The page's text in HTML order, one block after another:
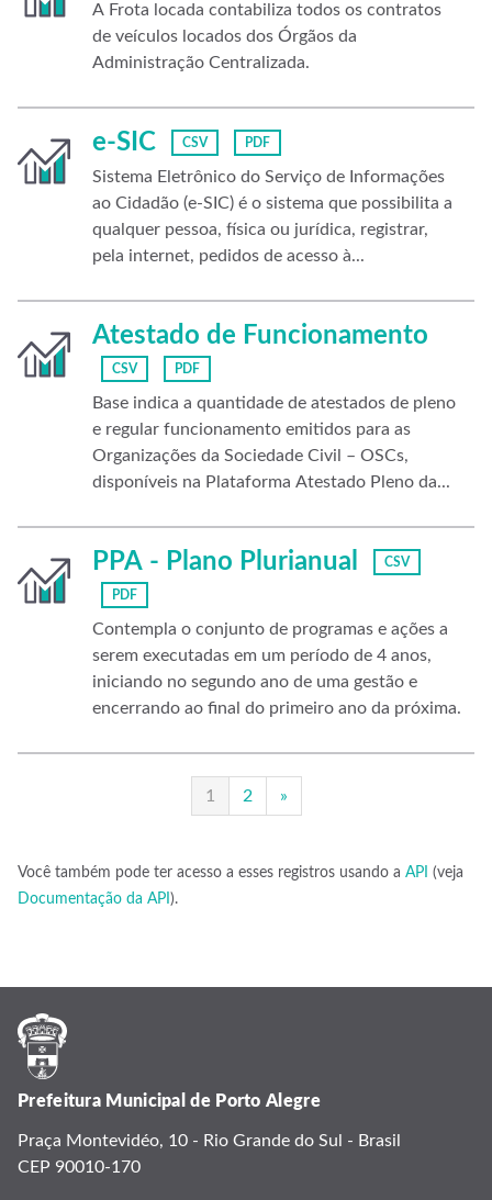
A Frota locada contabiliza todos os contratos
de veículos locados dos Órgãos da
Administração Centralizada.
e-SIC CSV PDF
Sistema Eletrônico do Serviço de Informações
ao Cidadão (e-SIC) é o sistema que possibilita a
qualquer pessoa, física ou jurídica, registrar,
pela internet, pedidos de acesso à...
Atestado de Funcionamento
CSV PDF
Base indica a quantidade de atestados de pleno
e regular funcionamento emitidos para as
Organizações da Sociedade Civil – OSCs,
disponíveis na Plataforma Atestado Pleno da...
PPA - Plano Plurianual CSV
PDF
Contempla o conjunto de programas e ações a
serem executadas em um período de 4 anos,
iniciando no segundo ano de uma gestão e
encerrando ao final do primeiro ano da próxima.
1 2 »
Você também pode ter acesso a esses registros usando a API (veja
Documentação da API ).
Prefeitura Municipal de Porto Alegre
Praça Montevidéo, 10 - Rio Grande do Sul - Brasil
CEP 90010-170